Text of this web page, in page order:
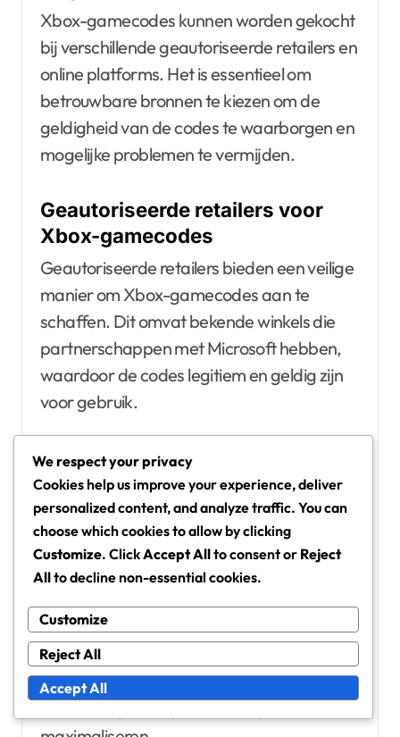
Xbox-gamecodes kunnen worden gekocht
bij verschillende geautoriseerde retailers en
online platforms. Het is essentieel om
betrouwbare bronnen te kiezen om de
geldigheid van de codes te waarborgen en
mogelijke problemen te vermijden.
Geautoriseerde retailers voor
Xbox-gamecodes
Geautoriseerde retailers bieden een veilige
manier om Xbox-gamecodes aan te
schaffen. Dit omvat bekende winkels die
partnerschappen met Microsoft hebben,
waardoor de codes legitiem en geldig zijn
voor gebruik.
GameStop
Best Buy
Walmart
Target
Amazon
Bij het kopen bij deze retailers kun je vaak
promoties of kortingen vinden, vooral
tijdens feestdagen of speciale uitverkoop
evenementen. Controleer altijd de laatste
We respect your privacy
Cookies help us improve your experience, deliver
personalized content, and analyze traffic. You can
choose which cookies to allow by clicking
Customize. ClickAccept Allto consent or Reject
Allto decline non-essential cookies.
Customize
Reject All
Accept All